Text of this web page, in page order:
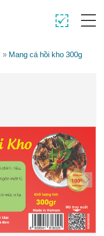
» Mang cá hồi kho 300g